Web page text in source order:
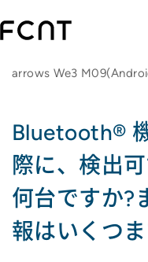
arrows We3
Bluetooth®
際に、検出
何台ですか?
報はいくつ